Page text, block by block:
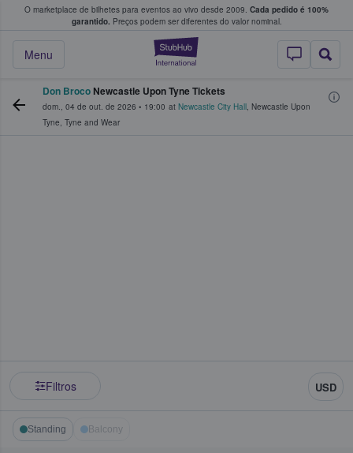
O marketplace de bilhetes para eventos ao vivo desde 2009. Cada pedido é 100%
garantido. Preços podem ser diferentes do valor nominal.
StubHub – onde
Menu
fãs compram e vendem bilhetes
Don Broco Newcastle Upon Tyne Tickets
dom., 04 de out. de 2026 • 19:00 at Newcastle City Hall, Newcastle Upon
Tyne, Tyne and Wear
Filtros USD
Standing Balcony